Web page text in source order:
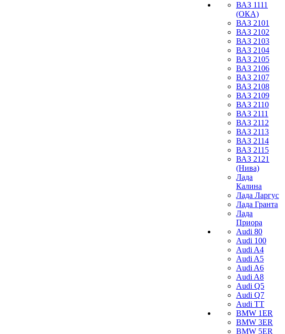
ВАЗ 1111
(ОКА)
ВАЗ 2101
ВАЗ 2102
ВАЗ 2103
ВАЗ 2104
ВАЗ 2105
ВАЗ 2106
ВАЗ 2107
ВАЗ 2108
ВАЗ 2109
ВАЗ 2110
ВАЗ 2111
ВАЗ 2112
ВАЗ 2113
ВАЗ 2114
ВАЗ 2115
ВАЗ 2121
(Нива)
Лада
Калина
Лада Ларгус
Лада Гранта
Лада
Приора
Audi 80
Audi 100
Audi A4
Audi A5
Audi A6
Audi A8
Audi Q5
Audi Q7
Audi TT
BMW 1ER
BMW 3ER
BMW 5ER